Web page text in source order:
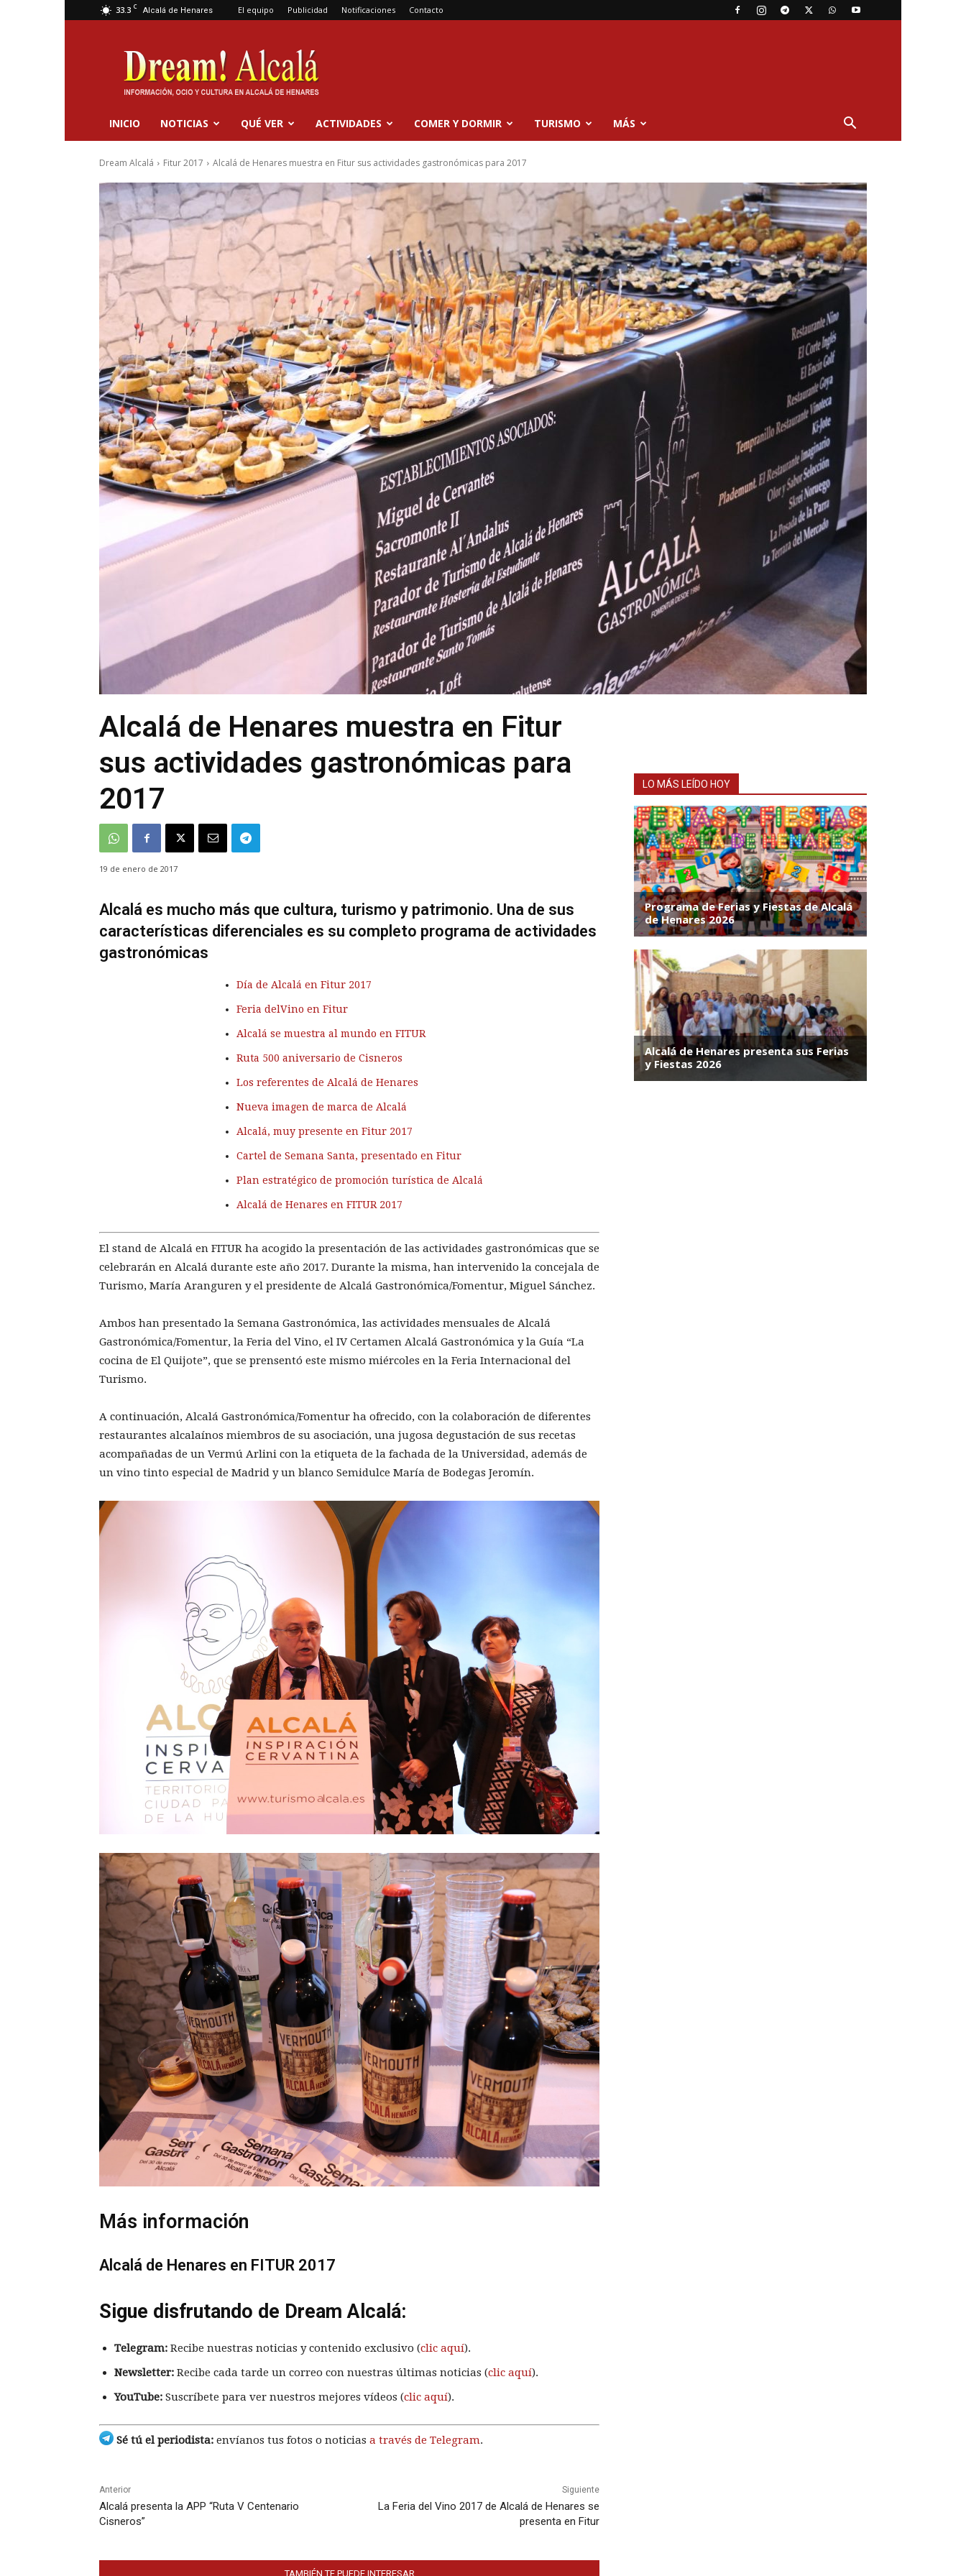
33.3 C Alcalá de Henares El equipo Publicidad Notificaciones Contacto
Dream
Alcalá
INICIO NOTICIAS QUÉ VER ACTIVIDADES COMER Y DORMIR TURISMO MÁS
Dream Alcalá Fitur 2017 Alcalá de Henares muestra en Fitur sus actividades gastronómicas para 2017
Alcalá de Henares muestra en Fitur
sus actividades gastronómicas para
2017
19 de enero de 2017
Alcalá es mucho más que cultura, turismo y patrimonio. Una de sus
características diferenciales es su completo programa de actividades
gastronómicas
Día de Alcalá en Fitur 2017
Feria delVino en Fitur
Alcalá se muestra al mundo en FITUR
Ruta 500 aniversario de Cisneros
Los referentes de Alcalá de Henares
Nueva imagen de marca de Alcalá
Alcalá, muy presente en Fitur 2017
Cartel de Semana Santa, presentado en Fitur
Plan estratégico de promoción turística de Alcalá
Alcalá de Henares en FITUR 2017
El stand de Alcalá en FITUR ha acogido la presentación de las actividades gastronómicas que se
celebrarán en Alcalá durante este año 2017. Durante la misma, han intervenido la concejala de
Turismo, María Aranguren y el presidente de Alcalá Gastronómica/Fomentur, Miguel Sánchez.
Ambos han presentado la Semana Gastronómica, las actividades mensuales de Alcalá
Gastronómica/Fomentur, la Feria del Vino, el IV Certamen Alcalá Gastronómica y la Guía “La
cocina de El Quijote”, que se prensentó este mismo miércoles en la Feria Internacional del
Turismo.
A continuación, Alcalá Gastronómica/Fomentur ha ofrecido, con la colaboración de diferentes
restaurantes alcalaínos miembros de su asociación, una jugosa degustación de sus recetas
acompañadas de un Vermú Arlini con la etiqueta de la fachada de la Universidad, además de
un vino tinto especial de Madrid y un blanco Semidulce María de Bodegas Jeromín.
Más información
Alcalá de Henares en FITUR 2017
Sigue disfrutando de Dream Alcalá:
Telegram: Recibe nuestras noticias y contenido exclusivo (clic aquí).
Newsletter: Recibe cada tarde un correo con nuestras últimas noticias (clic aquí).
YouTube: Suscríbete para ver nuestros mejores vídeos (clic aquí).
Sé tú el periodista: envíanos tus fotos o noticias a través de Telegram.
Anterior
Alcalá presenta la APP “Ruta V Centenario
Cisneros”
Siguiente
La Feria del Vino 2017 de Alcalá de Henares se
presenta en Fitur
TAMBIÉN TE PUEDE INTERESAR
LO MÁS LEÍDO HOY